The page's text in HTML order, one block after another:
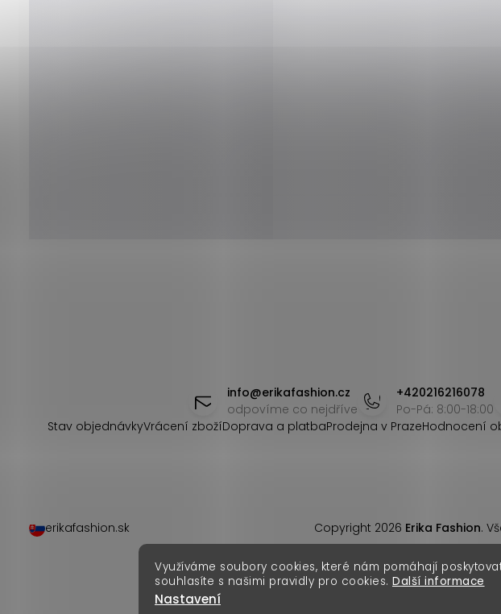
Využíváme soubory cookies, které nám pomáhají
souhlasíte s našimi pravidly pro cookies. Další informace
Nastavení
info@erikafashion.cz
odpovíme co nejdříve
+420216216078
Po-Pá: 8:00-18:00
Stav objednávkyVrácení zbožíDoprava a platbaProdejna v PrazeHodnocení
Copyright 2026 Erika Fashion.
erikafashion.sk